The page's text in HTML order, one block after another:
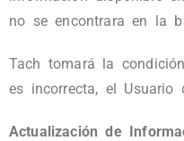
no se encontrara en la
Tach tomará la
es incorrecta, el Usuario
Actualización de